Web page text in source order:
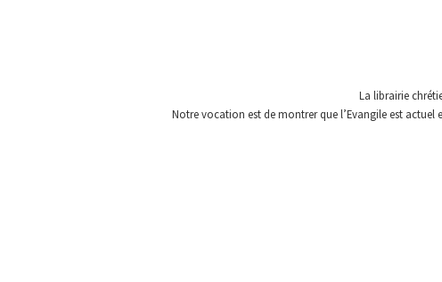
La librairie
Notre vocation est de montrer que l’Evangile est